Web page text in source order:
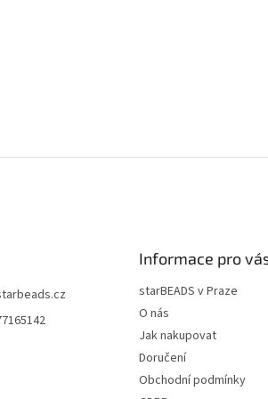
Informace pro
starBEADS v Praze
O nás
Jak nakupovat
Doručení
Obchodní podmínky